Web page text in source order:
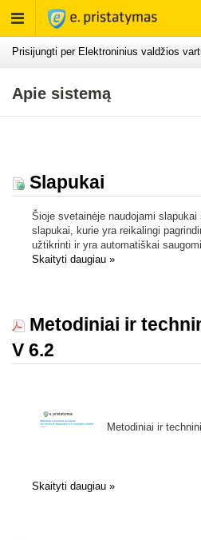
Rodyti
meniu
Prisijungti per Elektroninius valdžios
Apie sistemą
Slapukai
Šioje svetainėje naudojami
slapukai, kurie yra reikalingi
užtikrinti ir yra automatiškai
Skaityti daugiau »
Metodiniai ir
V 6.2
Metodiniai ir
Skaityti daugiau »